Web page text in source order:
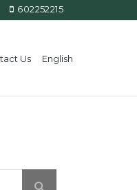
602252215
Us English